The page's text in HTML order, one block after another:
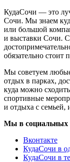
КудаСочи — это
Сочи. Мы знаем
или большой
и выставки Сочи.
обязательно стоит
Мы советуем
отдых в парках,
куда можно
спортивные
и отдыха с семьей,
Мы в социальных
Вконтакте
КудаСочи в
КудаСочи в